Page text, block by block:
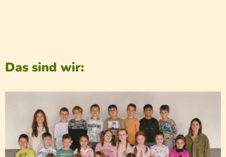
Das sind wir: